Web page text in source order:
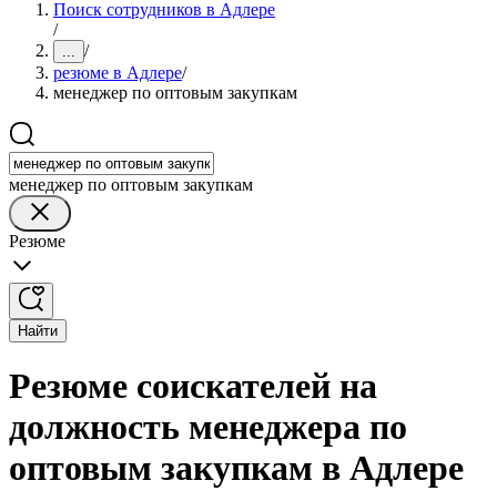
Поиск сотрудников в Адлере
/
... /
резюме в Адлере/
менеджер по оптовым закупкам
менеджер по оптовым закупкам
Резюме
Найти
Резюме соискателей на
должность менеджера по
оптовым закупкам в Адлере